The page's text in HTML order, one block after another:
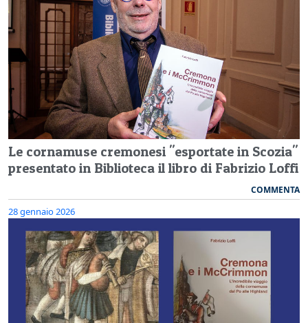
Le cornamuse cremonesi "esportate in Scozia"
presentato in Biblioteca il libro di Fabrizio Loffi
COMMENTA
28 gennaio 2026